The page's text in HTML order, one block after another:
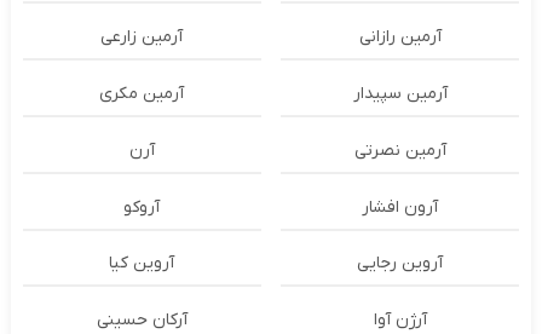
آرمین رازانی آرمین زارعی
آرمین سپیدار آرمین مکری
آرمین نصرتی آرن
آرون افشار آروکو
آروین رجایی آروین کیا
آرژن آوا آرکان حسینی